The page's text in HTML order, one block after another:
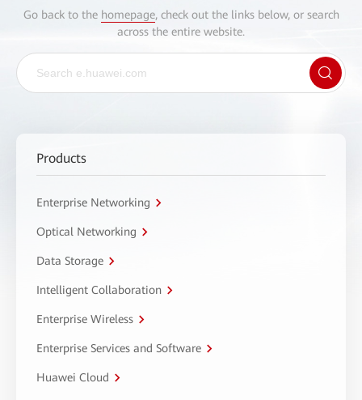
Go back to the homepage, check out the links below, or search
across the entire website.
Products
Enterprise Networking
Optical Networking
Data Storage
Intelligent Collaboration
Enterprise Wireless
Enterprise Services and Software
Huawei Cloud